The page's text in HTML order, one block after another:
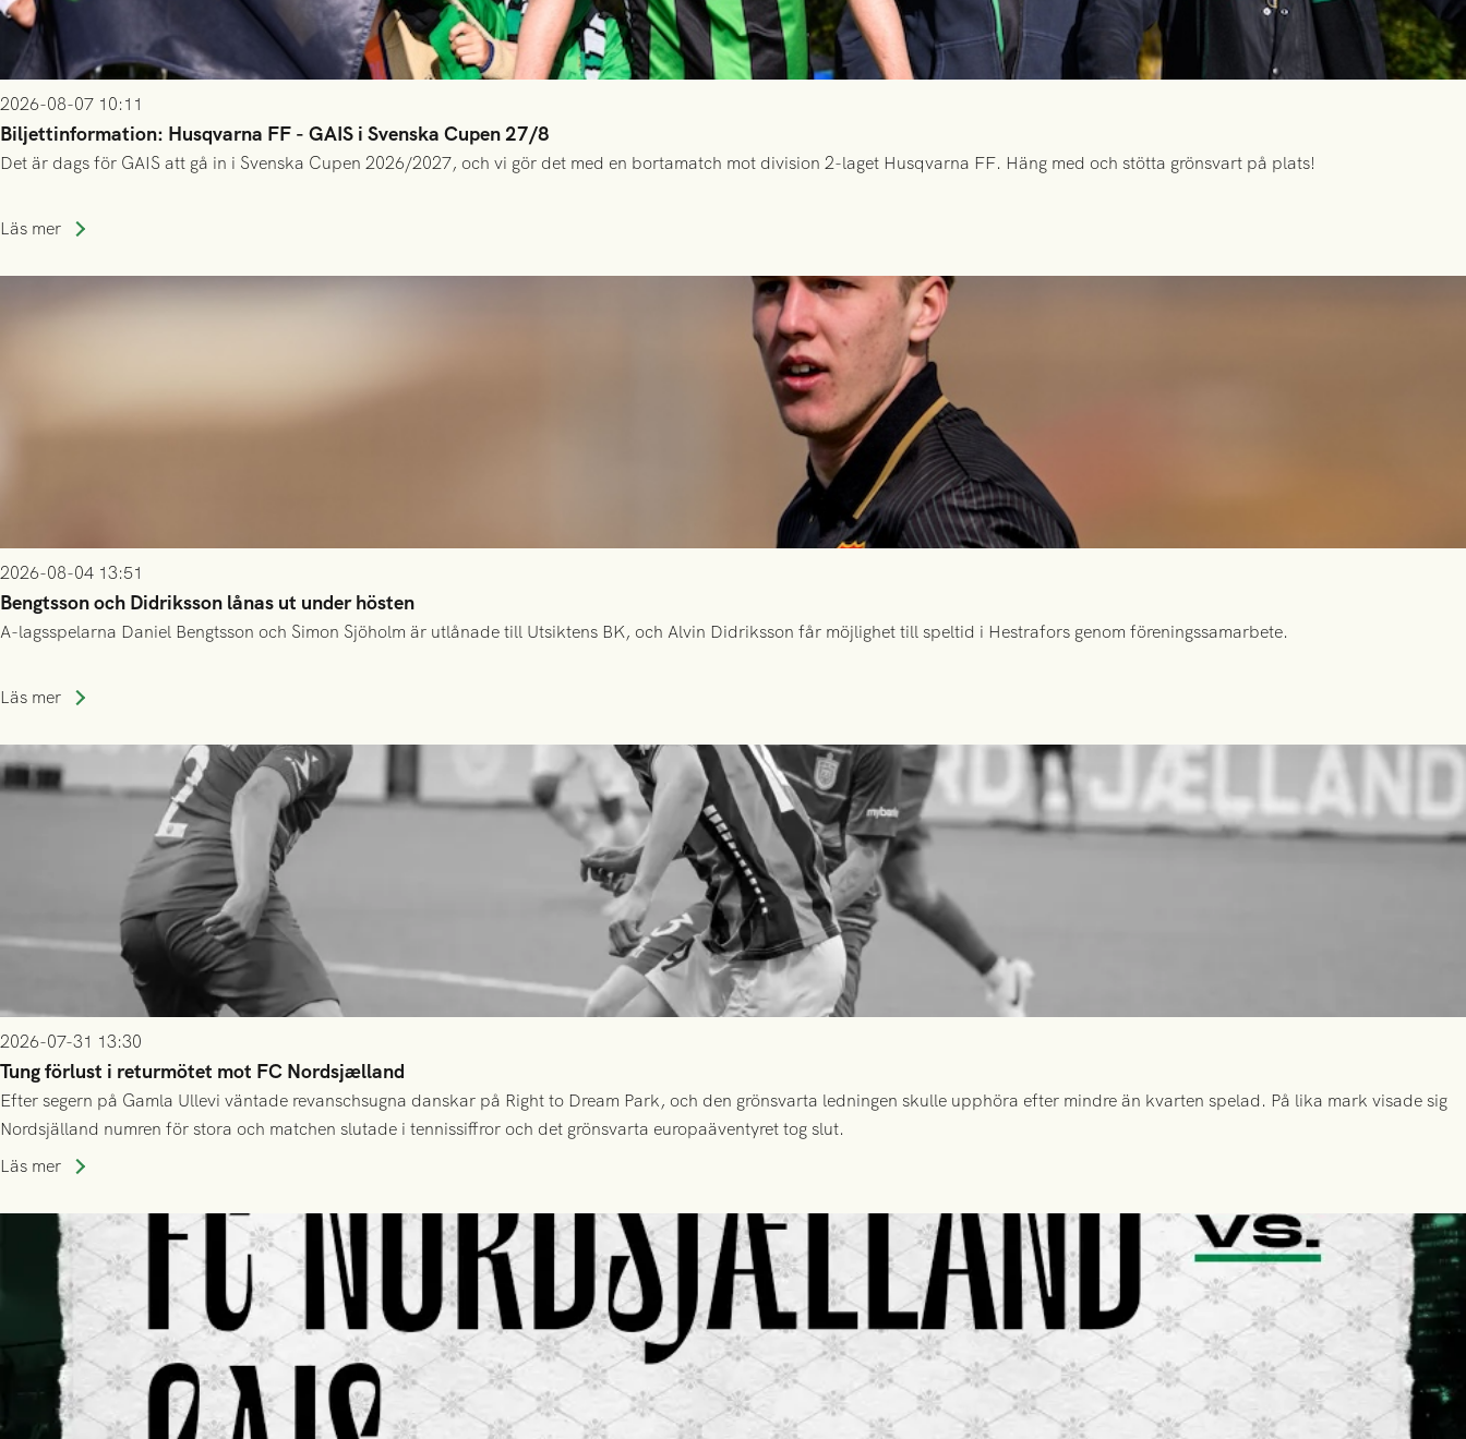
2026-08-07 10:11
Biljettinformation: Husqvarna FF - GAIS i Svenska Cupen 27/8
Det är dags för GAIS att gå in i Svenska Cupen 2026/2027, och vi gör det med en bortamatch mot division 2-laget Husqvarna FF. Häng med och stötta grönsvart på plats!
Läs mer
2026-08-04 13:51
Bengtsson och Didriksson lånas ut under hösten
A-lagsspelarna Daniel Bengtsson och Simon Sjöholm är utlånade till Utsiktens BK, och Alvin Didriksson får möjlighet till speltid i Hestrafors genom föreningssamarbete.
Läs mer
2026-07-31 13:30
Tung förlust i returmötet mot FC Nordsjælland
Efter segern på Gamla Ullevi väntade revanschsugna danskar på Right to Dream Park, och den grönsvarta ledningen skulle upphöra efter mindre än kvarten spelad. På lika mark visade sig
Nordsjälland numren för stora och matchen slutade i tennissiffror och det grönsvarta europaäventyret tog slut.
Läs mer